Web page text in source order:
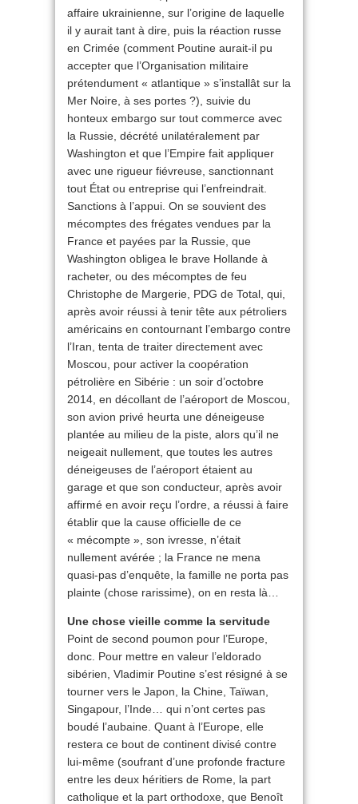
affaire ukrainienne, sur l’origine de laquelle
il y aurait tant à dire, puis la réaction russe
en Crimée (comment Poutine aurait-il pu
accepter que l’Organisation militaire
prétendument « atlantique » s’installât sur la
Mer Noire, à ses portes ?), suivie du
honteux embargo sur tout commerce avec
la Russie, décrété unilatéralement par
Washington et que l’Empire fait appliquer
avec une rigueur fiévreuse, sanctionnant
tout État ou entreprise qui l’enfreindrait.
Sanctions à l’appui. On se souvient des
mécomptes des frégates vendues par la
France et payées par la Russie, que
Washington obligea le brave Hollande à
racheter, ou des mécomptes de feu
Christophe de Margerie, PDG de Total, qui,
après avoir réussi à tenir tête aux pétroliers
américains en contournant l’embargo contre
l’Iran, tenta de traiter directement avec
Moscou, pour activer la coopération
pétrolière en Sibérie : un soir d’octobre
2014, en décollant de l’aéroport de Moscou,
son avion privé heurta une déneigeuse
plantée au milieu de la piste, alors qu’il ne
neigeait nullement, que toutes les autres
déneigeuses de l’aéroport étaient au
garage et que son conducteur, après avoir
affirmé en avoir reçu l’ordre, a réussi à faire
établir que la cause officielle de ce
« mécompte », son ivresse, n’était
nullement avérée ; la France ne mena
quasi-pas d’enquête, la famille ne porta pas
plainte (chose rarissime), on en resta là…
Une chose vieille comme la servitude
Point de second poumon pour l’Europe,
donc. Pour mettre en valeur l’eldorado
sibérien, Vladimir Poutine s’est résigné à se
tourner vers le Japon, la Chine, Taïwan,
Singapour, l’Inde… qui n’ont certes pas
boudé l’aubaine. Quant à l’Europe, elle
restera ce bout de continent divisé contre
lui-même (soufrant d’une profonde fracture
entre les deux héritiers de Rome, la part
catholique et la part orthodoxe, que Benoît